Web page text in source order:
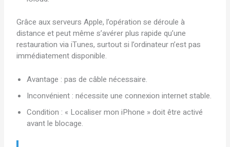
Grâce aux serveurs Apple, l’opération se déroule à
distance et peut même s’avérer plus rapide qu’une
restauration via iTunes, surtout si l’ordinateur n’est pas
immédiatement disponible.
Avantage : pas de câble nécessaire.
Inconvénient : nécessite une connexion internet stable.
Condition : « Localiser mon iPhone » doit être activé
avant le blocage.